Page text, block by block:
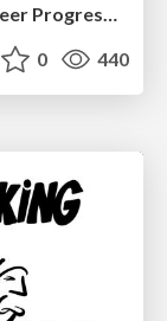
The Mindset for Success: Future Career Progression
0 440